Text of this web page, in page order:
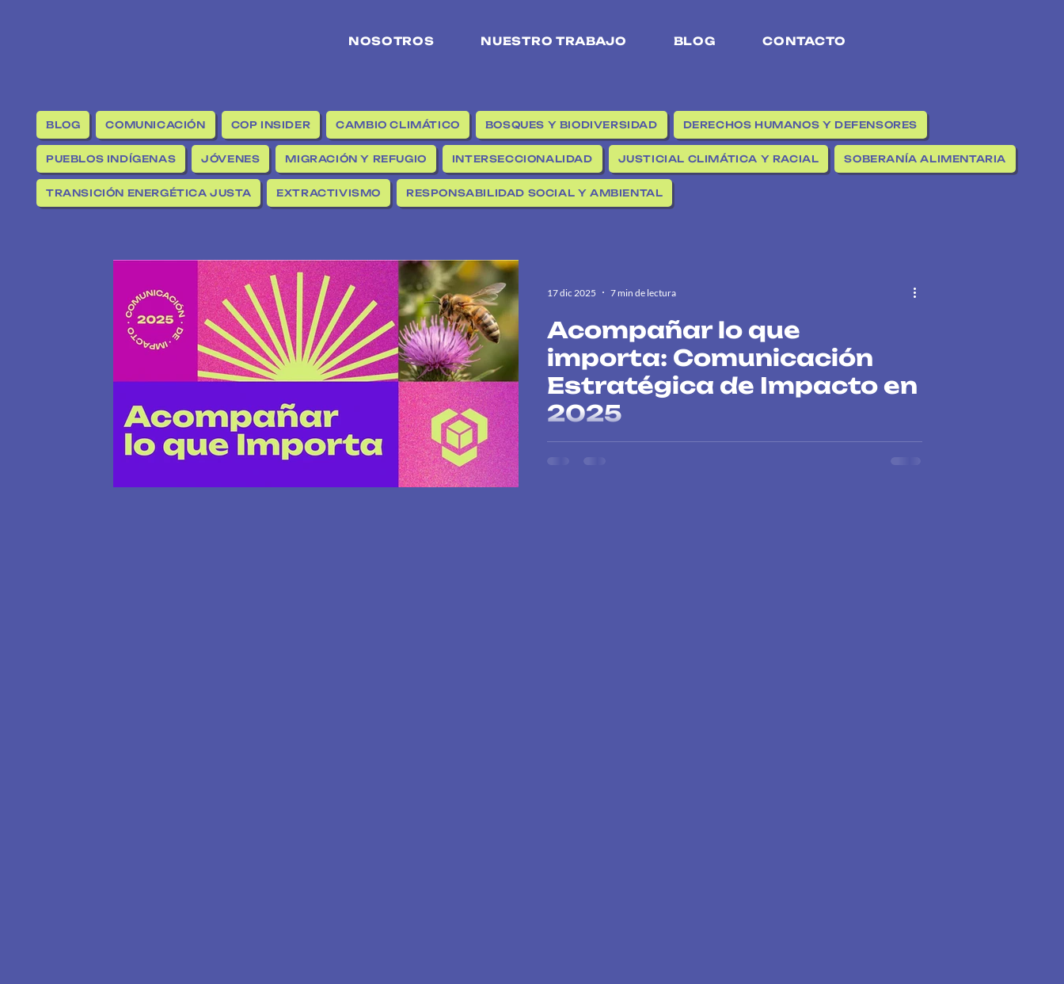
NOSOTROS NUESTRO TRABAJO BLOG CONTACTO
BLOG COMUNICACIÓN COP INSIDER CAMBIO CLIMÁTICO BOSQUES Y BIODIVERSIDAD DERECHOS HUMANOS Y DEFENSORES
PUEBLOS INDÍGENAS JÓVENES MIGRACIÓN Y REFUGIO INTERSECCIONALIDAD JUSTICIAL CLIMÁTICA Y RACIAL SOBERANÍA ALIMENTARIA
TRANSICIÓN ENERGÉTICA JUSTA EXTRACTIVISMO RESPONSABILIDAD SOCIAL Y AMBIENTAL
Acompañar lo que
importa: Comunicación
Estratégica de Impacto en
2025
Comunicación Estratégica 2025: Colmena Lab impulsa la incidencia
17 dic 2025 7 min de lectura